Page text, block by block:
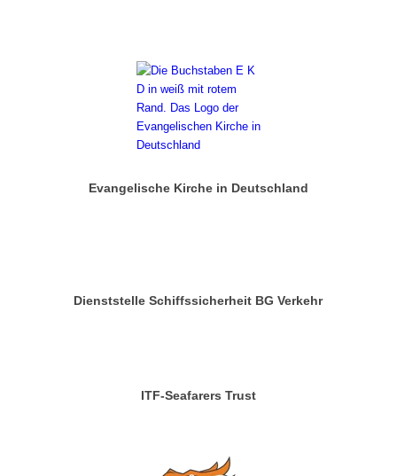
Evangelische Kirche in Deutschland
Dienststelle Schiffssicherheit BG Verkehr
ITF-Seafarers Trust